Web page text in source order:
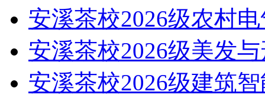
安溪茶校2026级农村
安溪茶校2026级美发
安溪茶校2026级建筑